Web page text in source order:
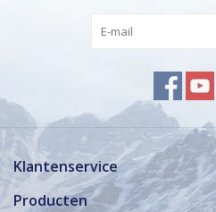
Klantenservice
Producten